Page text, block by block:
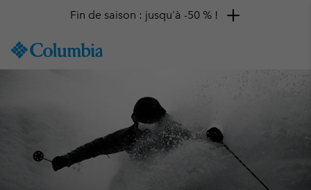
TO
SKIP
Fin de saison : jusqu'à -50 % !